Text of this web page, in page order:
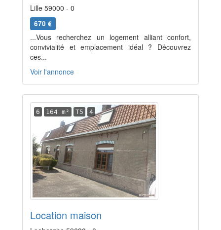
Lille 59000 - 0
670 €
...Vous recherchez un logement alliant confort,
convivialité et emplacement idéal ? Découvrez
ces...
Voir l'annonce
6 164 m² T5 4
Location maison